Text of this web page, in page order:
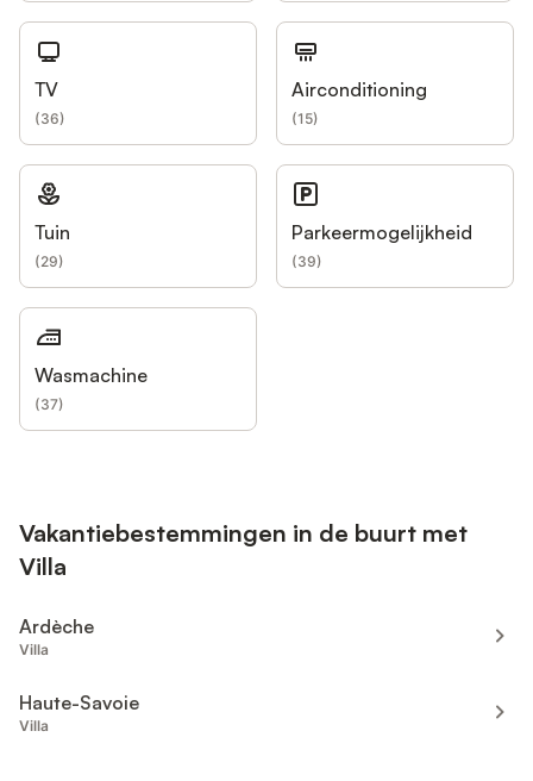
TV
(36)
Airconditioning
(15)
Tuin
(29)
Parkeermogelijkheid
(39)
Wasmachine
(37)
Vakantiebestemmingen in de buurt met
Villa
Ardèche
Villa
Haute-Savoie
Villa